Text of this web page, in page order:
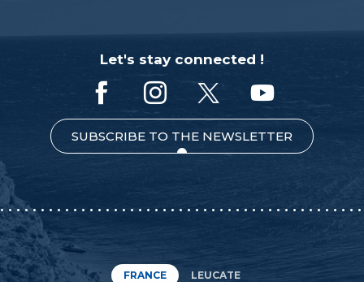
Let's stay connected !
SUBSCRIBE TO THE NEWSLETTER
FRANCE LEUCATE